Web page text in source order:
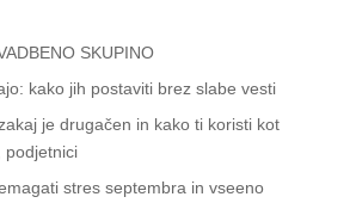
SKUPINO
kako jih postaviti brez slabe vesti
je drugačen in kako ti koristi kot
podjetnici
stres septembra in vseeno